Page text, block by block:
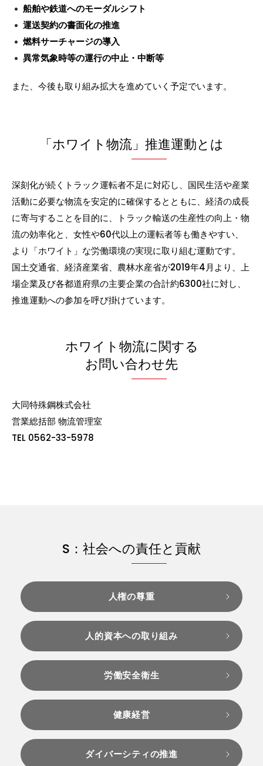
船舶や鉄道へのモーダルシフト
運送契約の書面化の推進
燃料サーチャージの導入
異常気象時等の運行の中止・中断等
また、今後も取り組み拡大を進めていく予定でいます。
「ホワイト物流」推進運動とは
深刻化が続くトラック運転者不足に対応し、国民生活や産業
活動に必要な物流を安定的に確保するとともに、経済の成長
に寄与することを目的に、トラック輸送の生産性の向上・物
流の効率化と、女性や60代以上の運転者等も働きやすい、
より「ホワイト」な労働環境の実現に取り組む運動です。
国土交通省、経済産業省、農林水産省が2019年4月より、上
場企業及び各都道府県の主要企業の合計約6300社に対し、
推進運動への参加を呼び掛けています。
ホワイト物流に関する
お問い合わせ先
大同特殊鋼株式会社
営業総括部 物流管理室
TEL 0562-33-5978
S：社会への責任と貢献
人権の尊重
人的資本への取り組み
労働安全衛生
健康経営
ダイバーシティの推進